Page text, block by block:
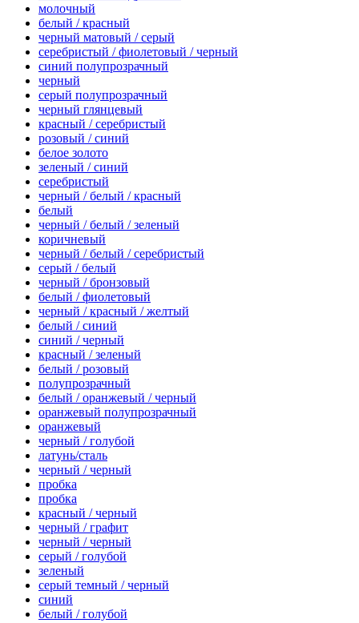
молочный
белый / красный
черный матовый / серый
серебристый / фиолетовый / черный
синий полупрозрачный
черный
серый полупрозрачный
черный глянцевый
красный / серебристый
розовый / синий
белое золото
зеленый / синий
серебристый
черный / белый / красный
белый
черный / белый / зеленый
коричневый
черный / белый / серебристый
серый / белый
черный / бронзовый
белый / фиолетовый
черный / красный / желтый
белый / синий
синий / черный
красный / зеленый
белый / розовый
полупрозрачный
белый / оранжевый / черный
оранжевый полупрозрачный
оранжевый
черный / голубой
латунь/сталь
черный / черный
пробка
пробка
красный / черный
черный / графит
черный / черный
серый / голубой
зеленый
серый темный / черный
синий
белый / голубой